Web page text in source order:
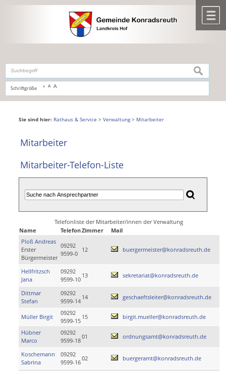
,zur Navigationoderzur Startseitespringen.
Schriftgröße A A A
suchen
Sie sind hier: Rathaus & Service > Verwaltung> Mitarbeiter
Mitarbeiter
Mitarbeiter-Telefon-Liste
Telefonliste der Mitarbeiter/innen der Verwaltung
Name
TelefonZimmer
Mail
Ploß Andreas
Erster
Bürgermeister
09292
9599-0
12 buergermeister@konradsreuth.de
Hellfritzsch
Jana
09292
9599-10
13 sekretariat@konradsreuth.de
Dittmar
Stefan
09292
9599-14
14 geschaeftsleiter@konradsreuth.de
Müller Birgit
09292
9599-15
15 birgit.mueller@konradsreuth.de
Hübner
Marco
09292
9599-18
01 ordnungsamt@konradsreuth.de
Koschemann
Sabrina
09292
9599-16
02 buergeramt@konradsreuth.de